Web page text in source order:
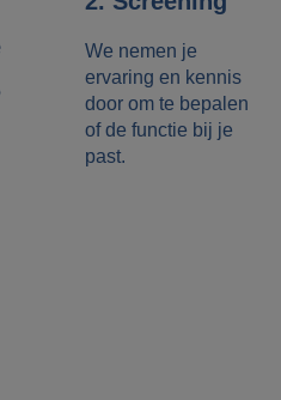
We nemen je
ervaring en kennis
door om te bepalen
of de functie bij je
past.